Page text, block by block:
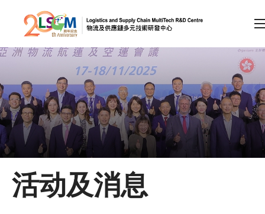
跳到内容（按回车键）
会员登录
A A EN 繁 简
主页
关于LSCM
活动及消息